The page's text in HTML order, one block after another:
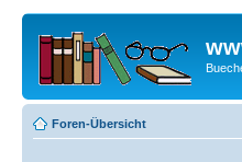
Foren-Übersicht